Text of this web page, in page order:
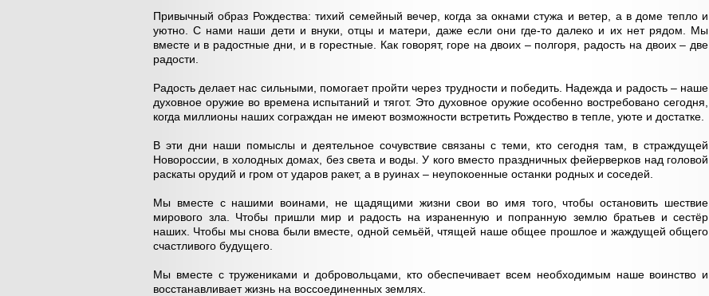
Привычный образ Рождества: тихий семейный вечер, когда за окнами стужа и ветер, а в доме тепло и
уютно. С нами наши дети и внуки, отцы и матери, даже если они где-то далеко и их нет рядом. Мы
вместе и в радостные дни, и в горестные. Как говорят, горе на двоих – полгоря, радость на двоих – две
радости.
Радость делает нас сильными, помогает пройти через трудности и победить. Надежда и радость – наше
духовное оружие во времена испытаний и тягот. Это духовное оружие особенно востребовано сегодня,
когда миллионы наших сограждан не имеют возможности встретить Рождество в тепле, уюте и достатке.
В эти дни наши помыслы и деятельное сочувствие связаны с теми, кто сегодня там, в страждущей
Новороссии, в холодных домах, без света и воды. У кого вместо праздничных фейерверков над головой
раскаты орудий и гром от ударов ракет, а в руинах – неупокоенные останки родных и соседей.
Мы вместе с нашими воинами, не щадящими жизни свои во имя того, чтобы остановить шествие
мирового зла. Чтобы пришли мир и радость на израненную и попранную землю братьев и сестёр
наших. Чтобы мы снова были вместе, одной семьёй, чтящей наше общее прошлое и жаждущей общего
счастливого будущего.
Мы вместе с тружениками и добровольцами, кто обеспечивает всем необходимым наше воинство и
восстанавливает жизнь на воссоединенных землях.